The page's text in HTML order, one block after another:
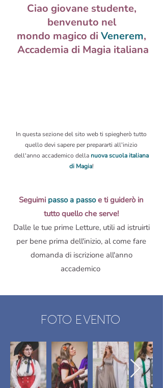
Ciao giovane studente,
benvenuto nel
mondo magico di Venerem,
Accademia di Magia italiana
In questa sezione del sito web ti spiegherò tutto
quello devi sapere per prepararti all'inizio
dell'anno accademico della nuova scuola italiana
di Magia!
Seguimi passo a passoe ti guiderò in
tutto quello che serve!
Dallele tue prime Letture, utili ad istruirti
per bene prima dell'inizio, alcome fare
domanda di iscrizione all'anno
accademico
FOTO EVENTO